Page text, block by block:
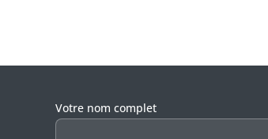
Veuillez laisser ce champ vide.
Votre nom complet